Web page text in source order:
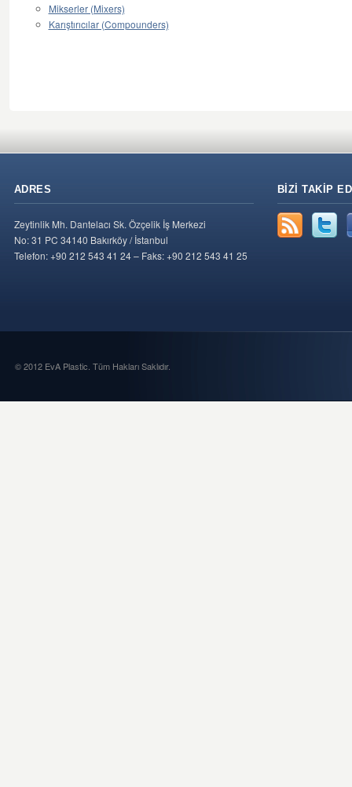
Mikserler (Mixers)
Karıştırıcılar (Compounders)
ADRES
Zeytinlik Mh. Dantelacı Sk. Özçelik İş Merkezi
No: 31 PC 34140 Bakırköy / İstanbul
Telefon: +90 212 543 41 24 – Faks: +90 212 543 41 25
BIZI TAKIP
© 2012 EvA Plastic. Tüm Hakları Saklıdır.